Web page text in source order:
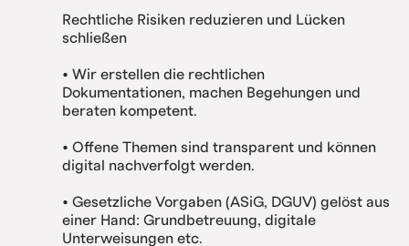
Rechtliche Risiken reduzieren und Lücken
schließen
• Wir erstellen die rechtlichen
Dokumentationen, machen Begehungen und
beraten kompetent.
• Offene Themen sind transparent und können
digital nachverfolgt werden.
• Gesetzliche Vorgaben (ASiG, DGUV) gelöst aus
einer Hand: Grundbetreuung, digitale
Unterweisungen etc.